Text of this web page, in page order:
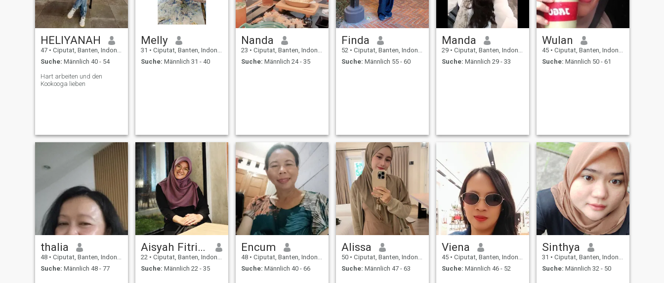
HELIYANAH
47 • Ciputat, Banten, Indonesien
Suche: Männlich 40 - 54
Hart arbeiten und den
Kookooga lieben
Melly
31 • Ciputat, Banten, Indonesien
Suche: Männlich 31 - 40
Nanda
23 • Ciputat, Banten, Indonesien
Suche: Männlich 24 - 35
Finda
52 • Ciputat, Banten, Indonesien
Suche: Männlich 55 - 60
Manda
29 • Ciputat, Banten, Indonesien
Suche: Männlich 29 - 33
Wulan
45 • Ciputat, Banten, Indonesien
Suche: Männlich 50 - 61
thalia
48 • Ciputat, Banten, Indonesien
Suche: Männlich 48 - 77
Aisyah Fitriana
22 • Ciputat, Banten, Indonesien
Suche: Männlich 22 - 35
Encum
48 • Ciputat, Banten, Indonesien
Suche: Männlich 40 - 66
Alissa
50 • Ciputat, Banten, Indonesien
Suche: Männlich 47 - 63
Viena
45 • Ciputat, Banten, Indonesien
Suche: Männlich 46 - 52
Sinthya
31 • Ciputat, Banten, Indonesien
Suche: Männlich 32 - 50